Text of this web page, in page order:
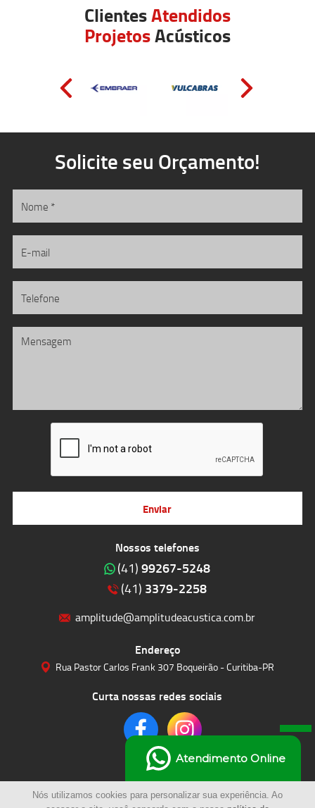
ClientesAtendidos
ProjetosAcústicos
Nossos telefones
(41) 99267-5248
(41) 3379-2258
amplitude@amplitudeacustica.com.br
Endereço
Rua Pastor Carlos Frank 307 Boqueirão - Curitiba-PR
Curta nossas redes sociais
Solicite seu Orçamento!
Enviar
Atendimento Online
Nós utilizamos cookies para personalizar sua experiência. Ao